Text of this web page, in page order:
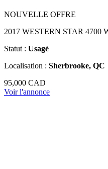
NOUVELLE OFFRE
2017 WESTERN STAR 4700
Statut : Usagé
Localisation : Sherbrooke, QC
95,000 CAD
Voir l'annonce